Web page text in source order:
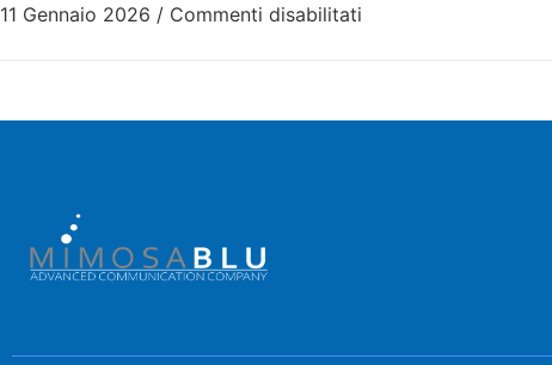
11 Gennaio 2026 / Commenti disabilitati